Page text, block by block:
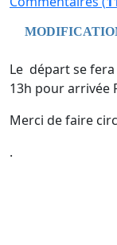
Le départ se fera
13h pour arrivée
Merci de faire
.